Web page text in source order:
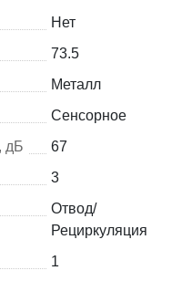
Нет
73.5
Металл
Сенсорное
дБ
67
3
Отвод/
Рециркуляция
1